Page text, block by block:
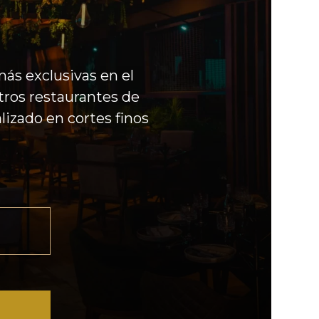
exclusivas en el
restaurantes de
en cortes finos